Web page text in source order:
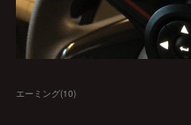
エーミング(10)